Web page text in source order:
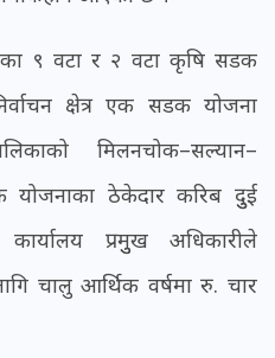
९ वटा र २ वटा कृषि सडक
क्षेत्र एक सडक योजना
मिलनचोक–सल्यान–
योजनाका ठेकेदार करिब दुुई
प्रमुुख अधिकारीले
चालु आर्थिक वर्षमा रु. चार